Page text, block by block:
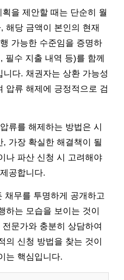
을 제안할 때는 단순히 월
해당 금액이 본인의 현재
가능한 수준임을 증명하
필수 지출 내역 등)를 함께
다. 채권자는 상환 가능성
압류 해제에 긍정적으로 검
류를 해제하는 방법은 시
가장 확실한 해결책이 될
나 파산 신청 시 고려해야
공합니다.
채무를 투명하게 공개하고
하는 모습을 보이는 것이
문가와 충분히 상담하여
의 신청 방법을 찾는 것이
는 핵심입니다.